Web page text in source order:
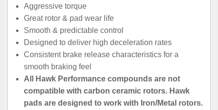
Aggressive torque
Great rotor & pad wear life
Smooth & predictable control
Designed to deliver high deceleration rates
Consistent brake release characteristics for a
smooth braking feel
All Hawk Performance compounds are not
compatible with carbon ceramic rotors. Hawk
pads are designed to work with Iron/Metal rotors.